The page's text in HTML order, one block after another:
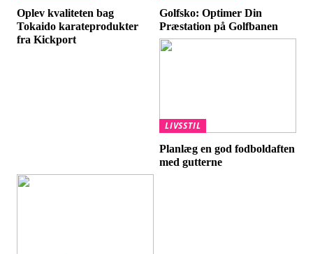
Oplev kvaliteten bag
Tokaido karateprodukter
fra Kickport
Golfsko: Optimer Din
Præstation på Golfbanen
LIVSSTIL
Planlæg en god fodboldaften
med gutterne